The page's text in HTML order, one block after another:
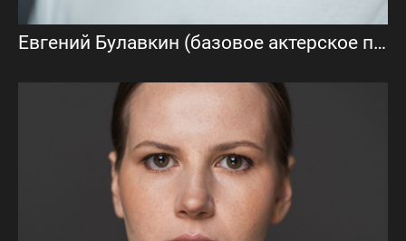
Евгений Булавкин (базовое актерское портфолио)